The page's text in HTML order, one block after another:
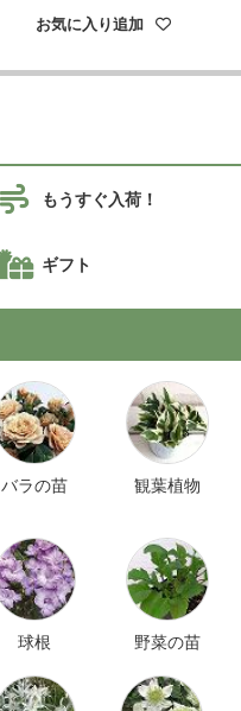
お気に入り追加
もうすぐ入荷！
ギフト
バラの苗 観葉植物
球根 野菜の苗